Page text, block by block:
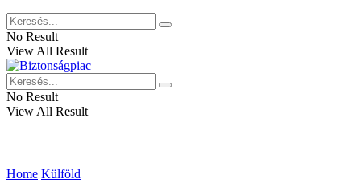
No Result
View All Result
No Result
View All Result
Home Külföld